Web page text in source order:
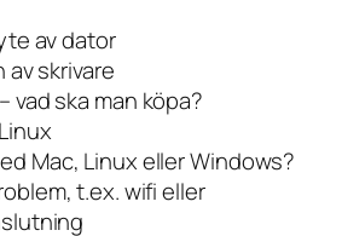
av dator
skrivare
vad ska man köpa?
Mac, Linux eller Windows?
t.ex. wifi eller